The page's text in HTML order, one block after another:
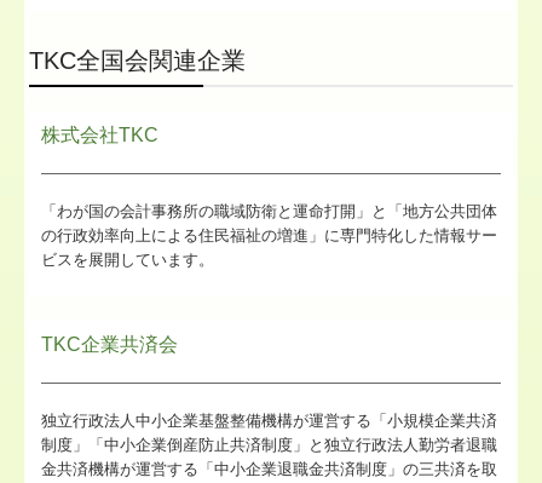
TKC全国会関連企業
株式会社TKC
「わが国の会計事務所の職域防衛と運命打開」と「地方公共団体
の行政効率向上による住民福祉の増進」に専門特化した情報サー
ビスを展開しています。
TKC企業共済会
独立行政法人中小企業基盤整備機構が運営する「小規模企業共済
制度」「中小企業倒産防止共済制度」と独立行政法人勤労者退職
金共済機構が運営する「中小企業退職金共済制度」の三共済を取